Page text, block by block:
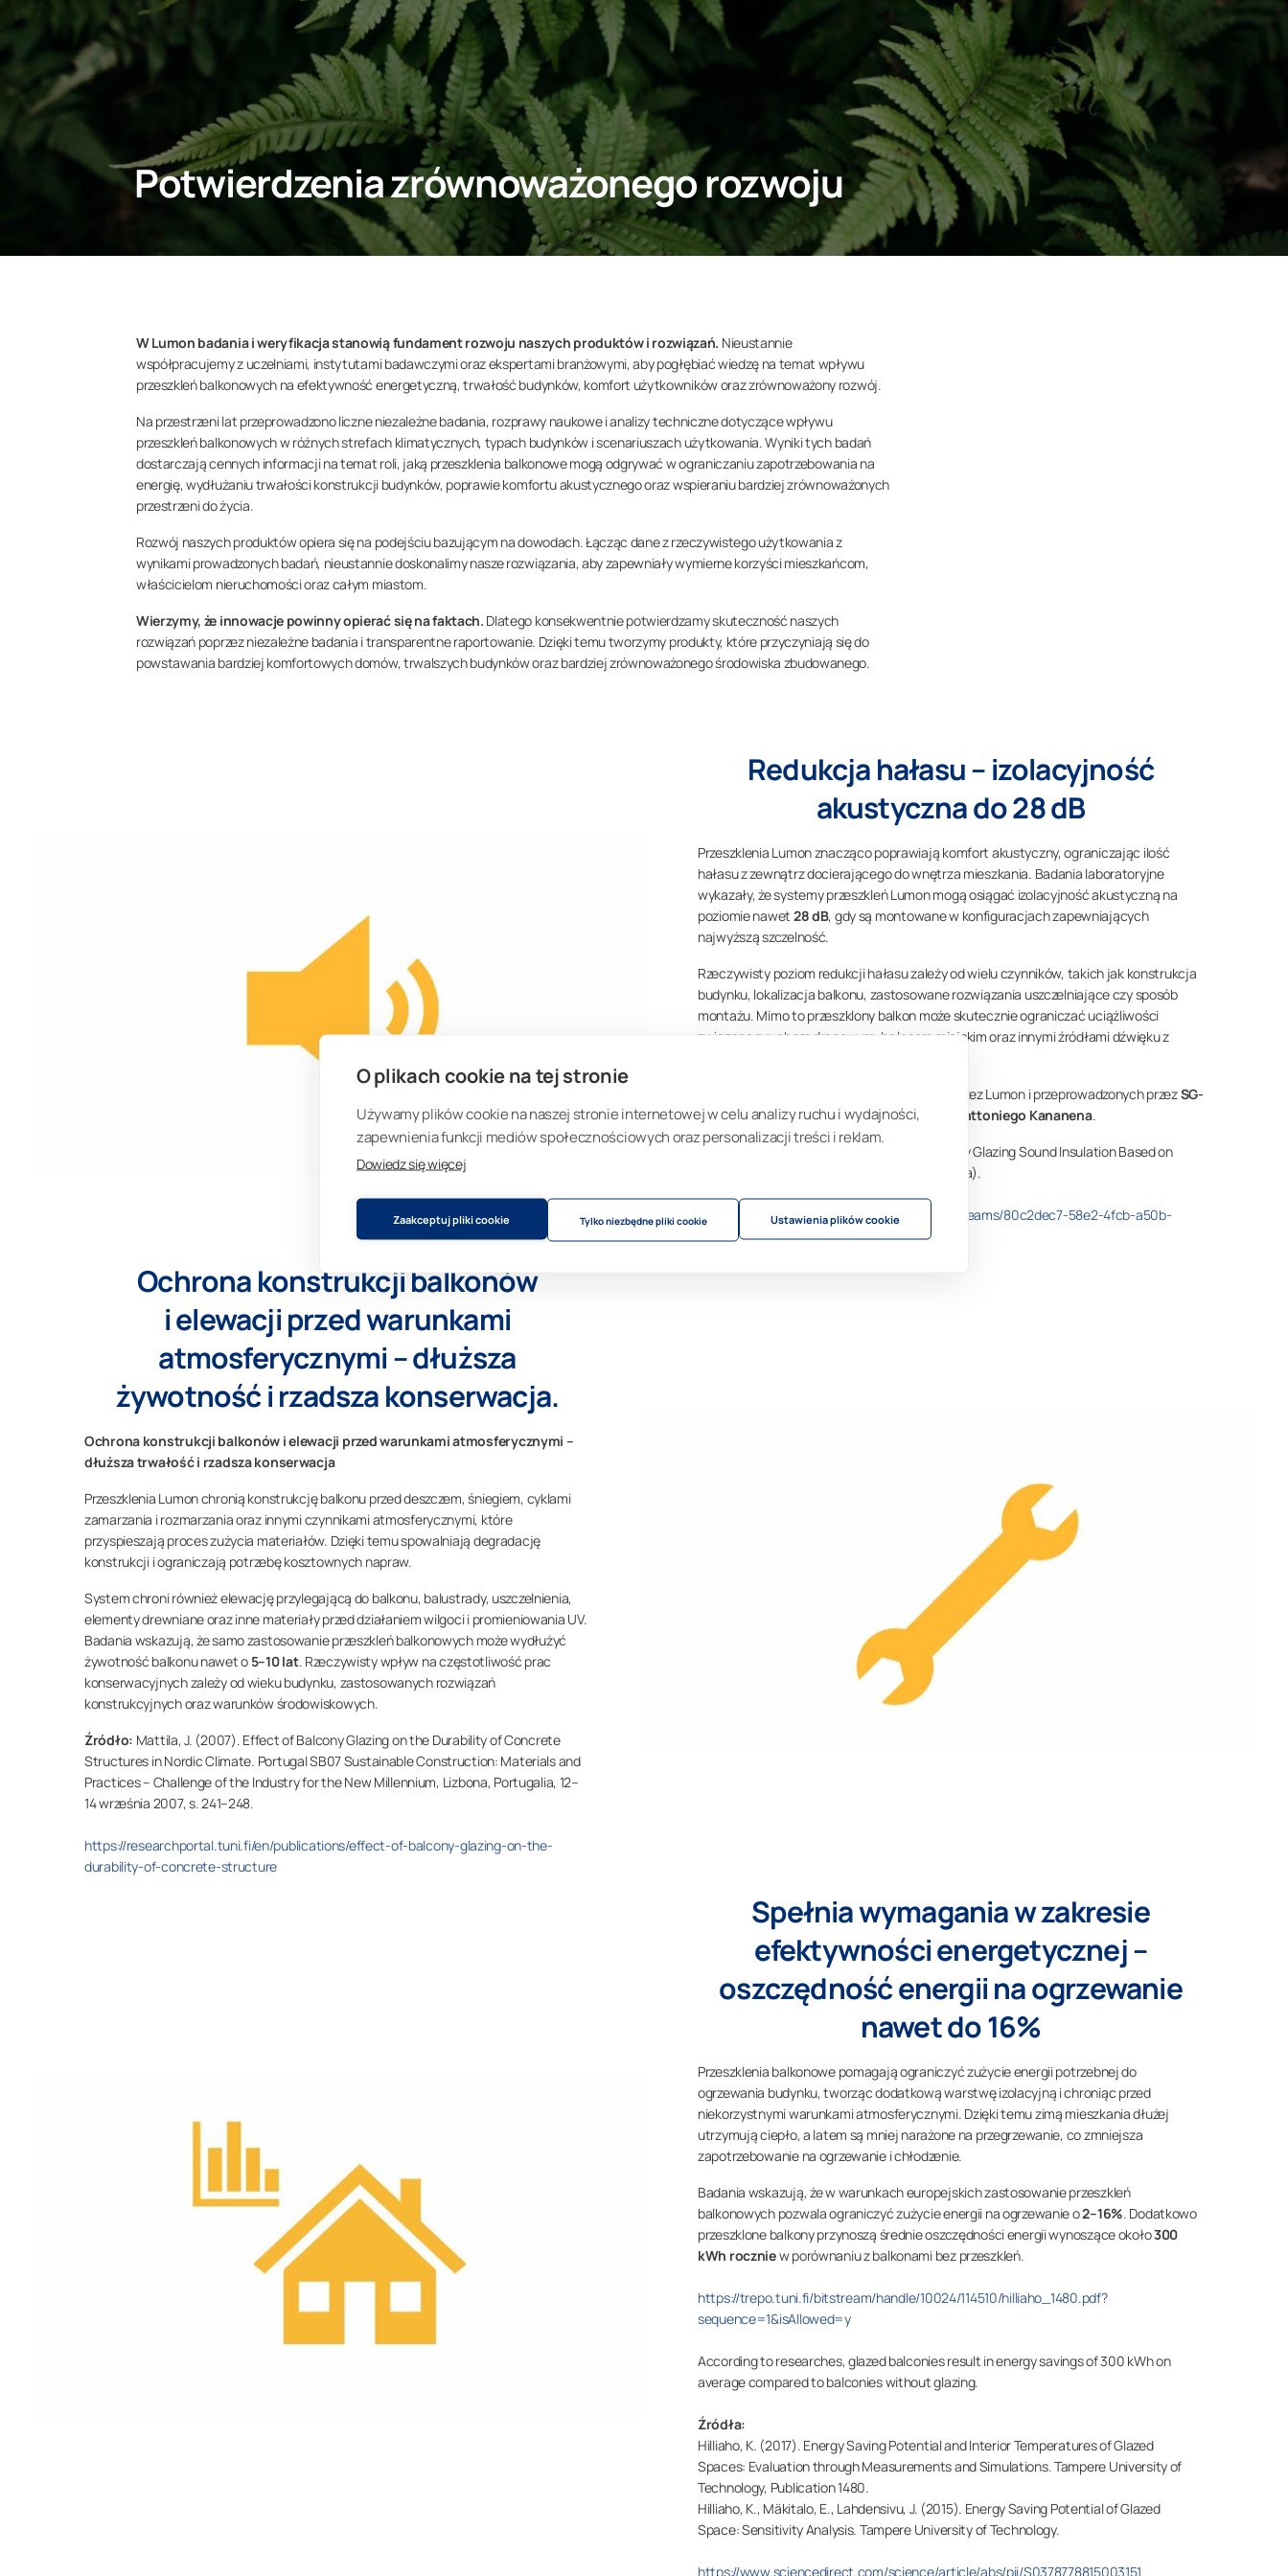
O plikach cookie na tej stronie
Używamy plików cookie na naszej stronie internetowej w celu analizy ruchu i wydajności,
zapewnienia funkcji mediów społecznościowych oraz personalizacji treści i reklam.
Dowiedz się więcej
Zaakceptuj pliki cookie Tylko niezbędne pliki cookie Ustawienia plików cookie
Potwierdzenia zrównoważonego rozwoju
W Lumon badania i weryfikacja stanowią fundament rozwoju naszych produktów i rozwiązań. Nieustannie
współpracujemy z uczelniami, instytutami badawczymi oraz ekspertami branżowymi, aby pogłębiać wiedzę na temat wpływu
przeszkleń balkonowych na efektywność energetyczną, trwałość budynków, komfort użytkowników oraz zrównoważony rozwój.
Na przestrzeni lat przeprowadzono liczne niezależne badania, rozprawy naukowe i analizy techniczne dotyczące wpływu
przeszkleń balkonowych w różnych strefach klimatycznych, typach budynków i scenariuszach użytkowania. Wyniki tych badań
dostarczają cennych informacji na temat roli, jaką przeszklenia balkonowe mogą odgrywać w ograniczaniu zapotrzebowania na
energię, wydłużaniu trwałości konstrukcji budynków, poprawie komfortu akustycznego oraz wspieraniu bardziej zrównoważonych
przestrzeni do życia.
Rozwój naszych produktów opiera się na podejściu bazującym na dowodach. Łącząc dane z rzeczywistego użytkowania z
wynikami prowadzonych badań, nieustannie doskonalimy nasze rozwiązania, aby zapewniały wymierne korzyści mieszkańcom,
właścicielom nieruchomości oraz całym miastom.
Wierzymy, że innowacje powinny opierać się na faktach. Dlatego konsekwentnie potwierdzamy skuteczność naszych
rozwiązań poprzez niezależne badania i transparentne raportowanie. Dzięki temu tworzymy produkty, które przyczyniają się do
powstawania bardziej komfortowych domów, trwalszych budynków oraz bardziej zrównoważonego środowiska zbudowanego.
Redukcja hałasu – izolacyjność
akustyczna do 28 dB
Przeszklenia Lumon znacząco poprawiają komfort akustyczny, ograniczając ilość
hałasu z zewnątrz docierającego do wnętrza mieszkania. Badania laboratoryjne
wykazały, że systemy przeszkleń Lumon mogą osiągać izolacyjność akustyczną na
poziomie nawet 28 dB, gdy są montowane w konfiguracjach zapewniających
najwyższą szczelność.
Rzeczywisty poziom redukcji hałasu zależy od wielu czynników, takich jak konstrukcja
budynku, lokalizacja balkonu, zastosowane rozwiązania uszczelniające czy sposób
montażu. Mimo to przeszklony balkon może skutecznie ograniczać uciążliwości
związane z ruchem drogowym, hałasem miejskim oraz innymi źródłami dźwięku z
Wyniki opierają się na badaniach zleconych przez Lumon i przeprowadzonych przezSG-
Bauakustik, a także na pracy magisterskiej Anttoniego Kananena.
Źródło:
Kananen, A. (2015).
Design of Balcony Glazing Sound Insulation Based on
(praca magisterska).
https://aaltodoc.aalto.fi/server/api/core/bitstreams/80c2dec7-58e2-4fcb-a50b-
e623a640811a/content
Ochrona konstrukcji balkonów
i elewacji przed warunkami
atmosferycznymi – dłuższa
żywotność i rzadsza konserwacja.
Ochrona konstrukcji balkonów i elewacji przed warunkami atmosferycznymi –
dłuższa trwałość i rzadsza konserwacja
Przeszklenia Lumon chronią konstrukcję balkonu przed deszczem, śniegiem, cyklami
zamarzania i rozmarzania oraz innymi czynnikami atmosferycznymi, które
przyspieszają proces zużycia materiałów. Dzięki temu spowalniają degradację
konstrukcji i ograniczają potrzebę kosztownych napraw.
System chroni również elewację przylegającą do balkonu, balustrady, uszczelnienia,
elementy drewniane oraz inne materiały przed działaniem wilgoci i promieniowania UV.
Badania wskazują, że samo zastosowanie przeszkleń balkonowych może wydłużyć
żywotność balkonu nawet o 5–10 lat. Rzeczywisty wpływ na częstotliwość prac
konserwacyjnych zależy od wieku budynku, zastosowanych rozwiązań
konstrukcyjnych oraz warunków środowiskowych.
Źródło: Mattila, J. (2007). Effect of Balcony Glazing on the Durability of Concrete
Structures in Nordic Climate. Portugal SB07 Sustainable Construction: Materials and
Practices – Challenge of the Industry for the New Millennium, Lizbona, Portugalia, 12–
14 września 2007, s. 241–248.
https://researchportal.tuni.fi/en/publications/effect-of-balcony-glazing-on-the-
durability-of-concrete-structure
Spełnia wymagania w zakresie
efektywności energetycznej –
oszczędność energii na ogrzewanie
nawet do 16%
Przeszklenia balkonowe pomagają ograniczyć zużycie energii potrzebnej do
ogrzewania budynku, tworząc dodatkową warstwę izolacyjną i chroniąc przed
niekorzystnymi warunkami atmosferycznymi. Dzięki temu zimą mieszkania dłużej
utrzymują ciepło, a latem są mniej narażone na przegrzewanie, co zmniejsza
zapotrzebowanie na ogrzewanie i chłodzenie.
Badania wskazują, że w warunkach europejskich zastosowanie przeszkleń
balkonowych pozwala ograniczyć zużycie energii na ogrzewanie o2–16%. Dodatkowo
przeszklone balkony przynoszą średnie oszczędności energii wynoszące około300
kWh roczniew porównaniu z balkonami bez przeszkleń.
https://trepo.tuni.fi/bitstream/handle/10024/114510/hilliaho_1480.pdf?
sequence=1&isAllowed=y
According to researches, glazed balconies result in energy savings of 300 kWh on
average compared to balconies without glazing.
Źródła:
Hilliaho, K. (2017). Energy Saving Potential and Interior Temperatures of Glazed
Spaces: Evaluation through Measurements and Simulations. Tampere University of
Technology, Publication 1480.
Hilliaho, K., Mäkitalo, E., Lahdensivu, J. (2015). Energy Saving Potential of Glazed
Space: Sensitivity Analysis. Tampere University of Technology.
https://www.sciencedirect.com/science/article/abs/pii/S0378778815003151